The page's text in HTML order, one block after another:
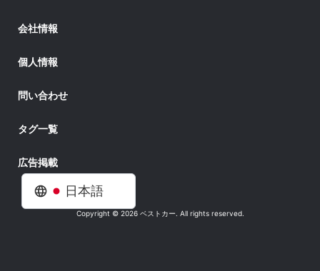
日本語
会社情報
個人情報
問い合わせ
タグ一覧
広告掲載
Copyright © 2026 ベストカー. All rights reserved.